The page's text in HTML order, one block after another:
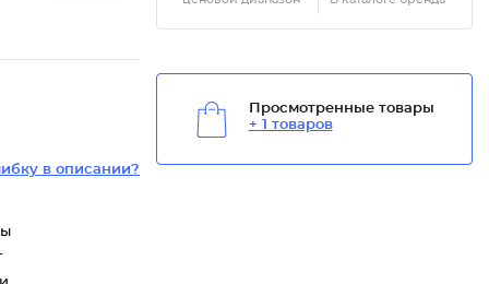
в описании?
Просмотренные товары
+ 1 товаров